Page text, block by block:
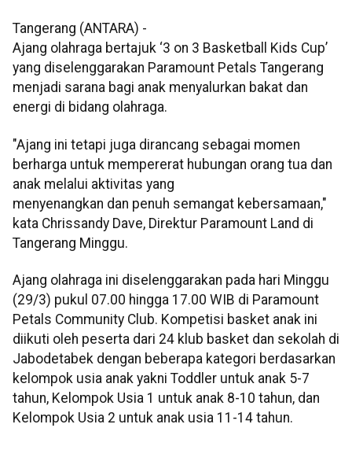
Tangerang (ANTARA) -
Ajang olahraga bertajuk ‘3 on 3 Basketball Kids Cup’
yang diselenggarakan Paramount Petals Tangerang
menjadi sarana bagi anak menyalurkan bakat dan
energi di bidang olahraga.
"Ajang ini tetapi juga dirancang sebagai momen
berharga untuk mempererat hubungan orang tua dan
anak melalui aktivitas yang
menyenangkan dan penuh semangat kebersamaan,"
kata Chrissandy Dave, Direktur Paramount Land di
Tangerang Minggu.
Ajang olahraga ini diselenggarakan pada hari Minggu
(29/3) pukul 07.00 hingga 17.00 WIB di Paramount
Petals Community Club. Kompetisi basket anak ini
diikuti oleh peserta dari 24 klub basket dan sekolah di
Jabodetabek dengan beberapa kategori berdasarkan
kelompok usia anak yakni Toddler untuk anak 5-7
tahun, Kelompok Usia 1 untuk anak 8-10 tahun, dan
Kelompok Usia 2 untuk anak usia 11-14 tahun.